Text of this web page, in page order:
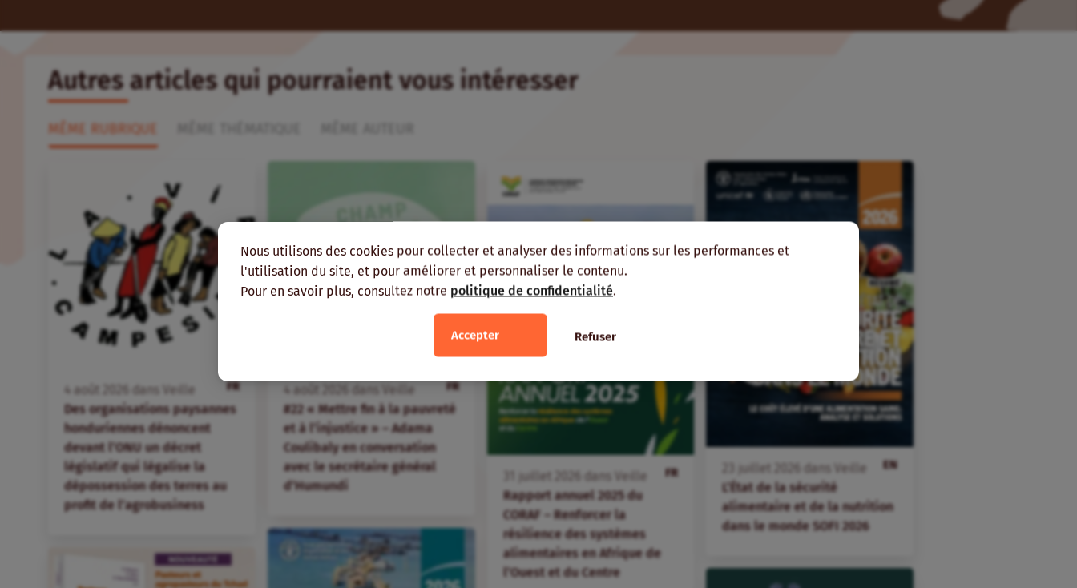
Nous utilisons des cookies pour collecter et analyser des informations sur les performances et
l'utilisation du site, et pour améliorer et personnaliser le contenu.
Pour en savoir plus, consultez notre politique de confidentialité.
Accepter Refuser
Autres articles qui pourraient vous intéresser
MÊME RUBRIQUE
FR
4 août dans
Veille
Des organisations paysannes
honduriennes dénoncent
devant l’ONU un décret
législatif qui légalise la
dépossession des terres au
profit de l’agrobusiness
FR
#22 « Mettre fin à la pauvreté
et à l’injustice » – Adama
Coulibaly en conversation
avec le secrétaire général
d’Humundi
FR
juillet dans
Veille
Rapport annuel 2025 du
CORAF – Renforcer la
résilience des systèmes
alimentaires en Afrique de
l’Ouest et du Centre
EN
juillet dans
Veille
L’État de la sécurité
alimentaire et de la nutrition
dans le monde SOFI 2026